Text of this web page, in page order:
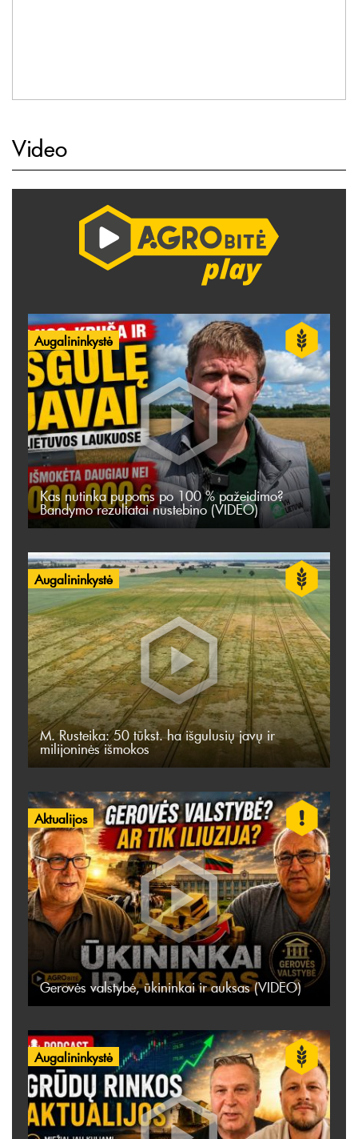
Video
Augalininkystė
Kas nutinka pupoms po 100 % pažeidimo?
Bandymo rezultatai nustebino (VIDEO)
Augalininkystė
M. Rusteika: 50 tūkst. ha išgulusių javų ir
milijoninės išmokos
Aktualijos
Gerovės valstybė, ūkininkai ir auksas (VIDEO)
Augalininkystė